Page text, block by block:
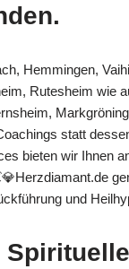
Hemmingen,
Rutesheim wie
statt
bieten wir Ihnen
und